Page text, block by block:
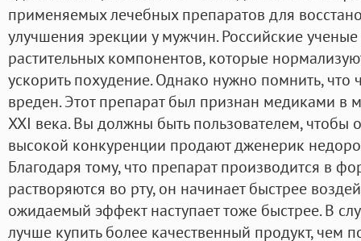
применяемых лечебных препаратов для
улучшения эрекции у мужчин. Российские
растительных компонентов, которые
ускорить похудение. Однако нужно помнить, что
вреден. Этот препарат был признан медиками
XXI века. Вы должны быть пользователем, чтобы
высокой конкуренции продают дженерик
Благодаря тому, что препарат производится в
растворяются во рту, он начинает быстрее
ожидаемый эффект наступает тоже быстрее. В
лучше купить более качественный продукт, чем